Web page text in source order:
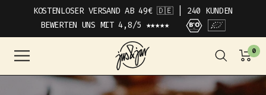
INHALT
KOSTENLOSER VERSAND AB 49€ 🇩🇪 | 240 KUNDEN
BEWERTEN UNS MIT 4,8/5 ★★★★★
JUS&JAR 0
Navigation